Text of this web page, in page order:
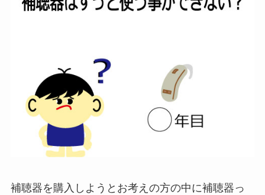
補聴器を購入しようとお考えの方の中に補聴器っ